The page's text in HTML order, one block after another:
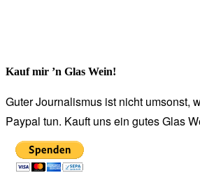
Kauf mir ’n Glas Wein!
Guter Journalismus ist nicht umsonst,
Paypal tun. Kauft uns ein gutes Glas